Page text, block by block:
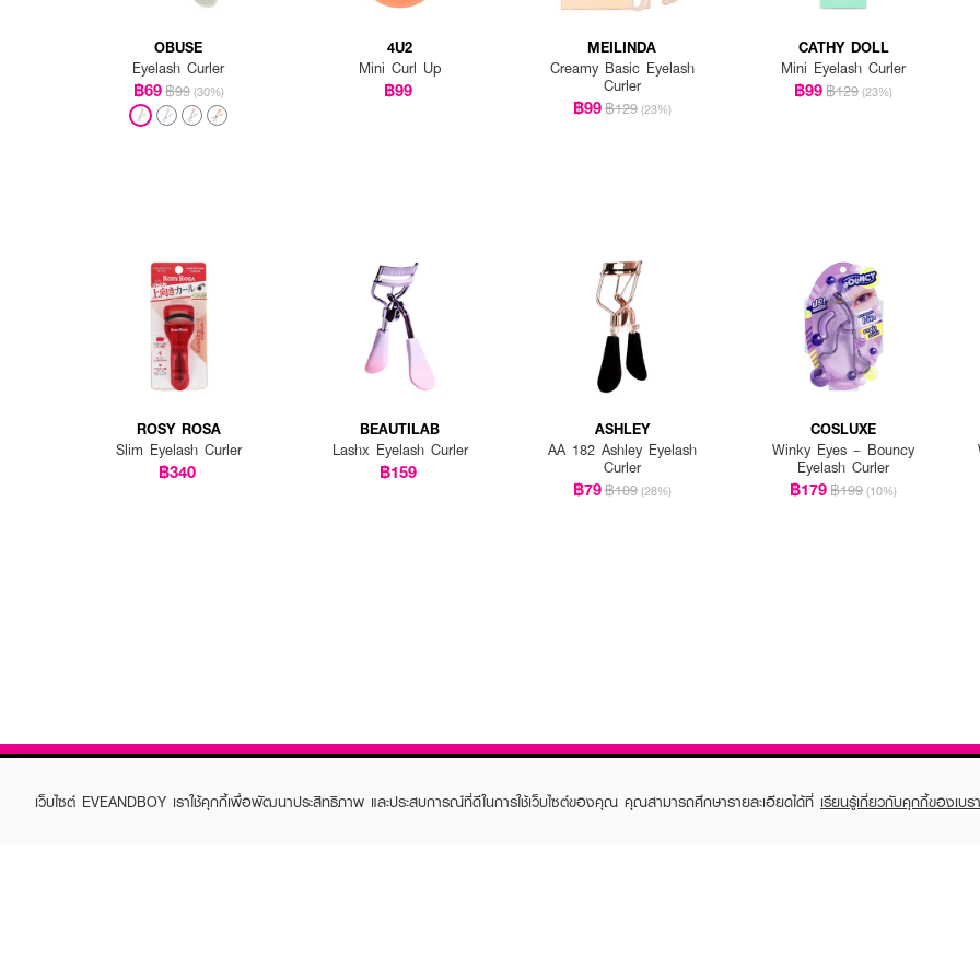
OBUSE
Eyelash Curler
฿69฿99 (30%)
4U2
Mini Curl Up
฿99
MEILINDA
Creamy Basic Eyelash
Curler
฿99฿129 (23%)
CATHY DOLL
Mini Eyelash Curler
฿99฿129 (23%)
ROSY ROSA
Slim Eyelash Curler
฿340
BEAUTILAB
Lashx Eyelash Curler
฿159
ASHLEY
AA 182 Ashley Eyelash
Curler
฿79฿109 (28%)
COSLUXE
Winky Eyes – Bouncy
Eyelash Curler
฿179฿199 (10%)
เว็บไซต์ EVEANDBOY เราใช้คุกกี้เพื่อพัฒนาประสิทธิภาพ และประสบการณ์ที่ดีในการใช้เว็บไซต์ของคุณ คุณสามารถศึกษารายละเอียดได้ที่ เรียนรู้เกี่ยวกับคุกกี้ของเบร